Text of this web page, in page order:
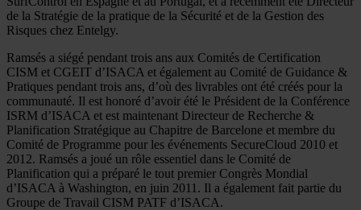
de la Stratégie de la pratique de la Sécurité et de la Gestion des
Risques chez Entelgy.
Ramsés a siégé pendant trois ans aux Comités de Certification
CISM et CGEIT d’ISACA et également au Comité de Guidance &
Pratiques pendant trois ans, d’où des livrables ont été créés pour la
communauté. Il est honoré d’avoir été le Président de la Conférence
ISRM d’ISACA et est maintenant Directeur de Recherche &
Planification Stratégique au Chapitre de Barcelone et membre du
Comité de Programme pour les événements SecureCloud 2010 et
2012. Ramsés a joué un rôle essentiel dans le Comité de
Planification qui a préparé le tout premier Congrès Mondial
d’ISACA à Washington, en juin 2011. Il a également fait partie du
Groupe de Travail CISM PATF d’ISACA.